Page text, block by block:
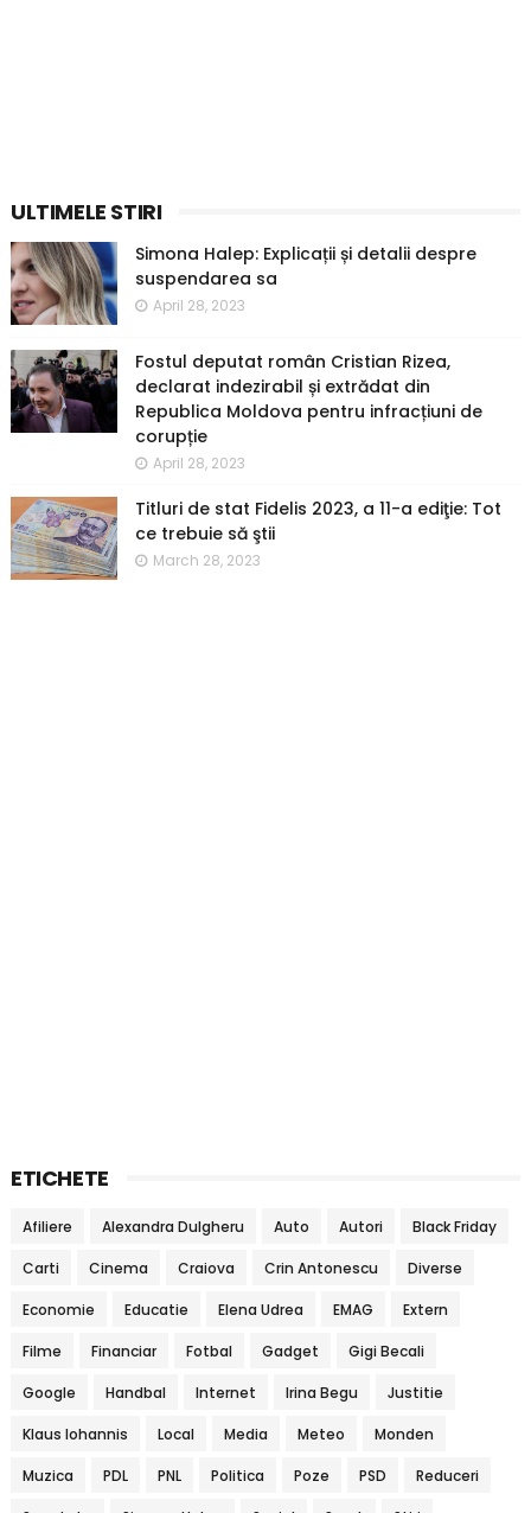
ULTIMELE STIRI
Simona Halep: Explicații și detalii despre
suspendarea sa
April 28, 2023
Fostul deputat român Cristian Rizea,
declarat indezirabil și extrădat din
Republica Moldova pentru infracțiuni de
corupție
April 28, 2023
Titluri de stat Fidelis 2023, a 11-a ediţie: Tot
ce trebuie să ştii
March 28, 2023
ETICHETE
Afiliere Alexandra Dulgheru Auto Autori Black Friday
Carti Cinema Craiova Crin Antonescu Diverse
Economie Educatie Elena Udrea EMAG Extern
Filme Financiar Fotbal Gadget Gigi Becali
Google Handbal Internet Irina Begu Justitie
Klaus Iohannis Local Media Meteo Monden
Muzica PDL PNL Politica Poze PSD Reduceri